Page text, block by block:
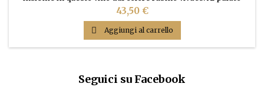
amarena matura, lampone, anice e cannella al fianco di
tannini soffici.
Prezzo
43,50 €
 Aggiungi al carrello
Seguici su Facebook